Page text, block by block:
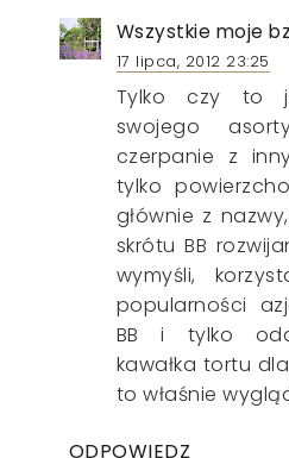
Wszystkie moje
17 lipca, 2012 23:25
Tylko czy to
swojego
czerpanie z
tylko
głównie z
skrótu BB
wymyśli,
popularności
BB i tylko
kawałka tortu
to właśnie
ODPOWIEDZ